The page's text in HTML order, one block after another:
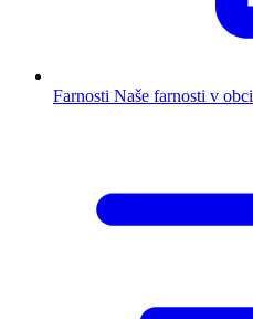
Farnosti Naše farnosti v obci